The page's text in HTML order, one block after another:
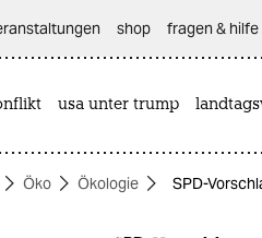
shop fragen & hilfe
usa unter trump
Öko Ökologie SPD-